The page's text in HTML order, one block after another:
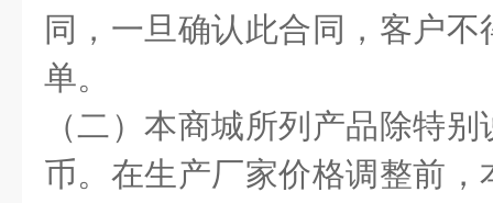
同，一旦确认此合同，客户
单。
（二）本商城所列产品除特
币。在生产厂家价格调整前